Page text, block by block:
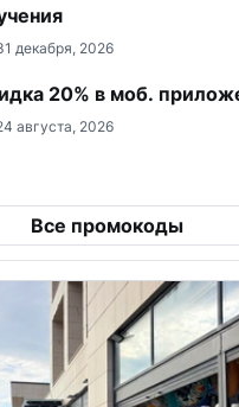
декабря, 2026
20% в моб.
августа, 2026
Все промокоды